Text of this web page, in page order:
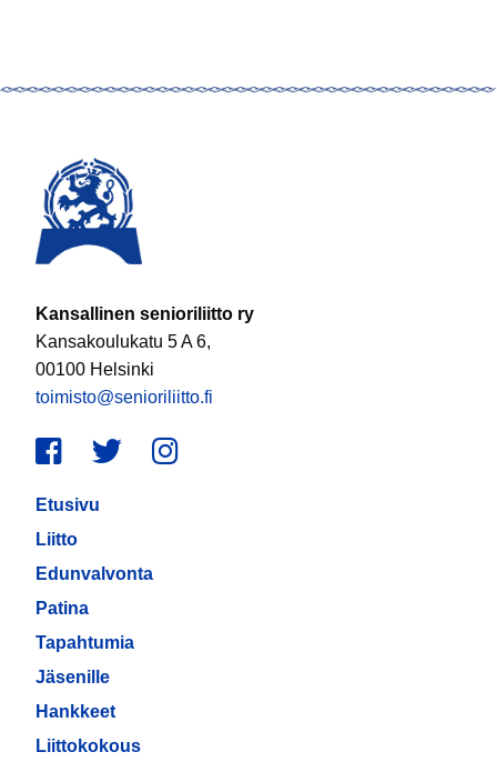
Kansallinen senioriliitto ry
Kansakoulukatu 5 A 6,
00100 Helsinki
toimisto@senioriliitto.fi
Facebook
TwitterInstagram
Etusivu
Liitto
Edunvalvonta
Patina
Tapahtumia
Jäsenille
Hankkeet
Liittokokous